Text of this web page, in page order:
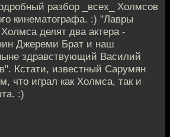
разбор _всех_ Холмсов
кинематографа. :) "Лавры
делят два актера -
Джереми Брат и наш
здравствующий Василий
Кстати, известный Сарумян
что играл как Холмса, так и
:)